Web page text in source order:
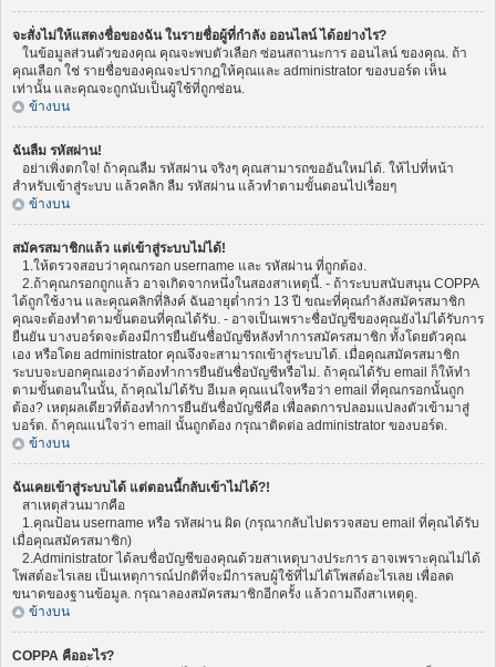
จะสั่งไม่ให้แสดงชื่อของฉัน ในรายชื่อผู้ที่กำลัง ออนไลน์ ได้อย่างไร?
ในข้อมูลส่วนตัวของคุณ คุณจะพบตัวเลือก ซ่อนสถานะการ ออนไลน์ ของคุณ. ถ้า
คุณเลือก ใช่ รายชื่อของคุณจะปรากฏให้คุณและ administrator ของบอร์ด เห็น
เท่านั้น และคุณจะถูกนับเป็นผู้ใช้ที่ถูกซ่อน.
ข้างบน
ฉันลืม รหัสผ่าน!
อย่าเพิ่งตกใจ! ถ้าคุณลืม รหัสผ่าน จริงๆ คุณสามารถขออันใหม่ได้. ให้ไปที่หน้า
สำหรับเข้าสู่ระบบ แล้วคลิก ลืม รหัสผ่าน แล้วทำตามขั้นตอนไปเรื่อยๆ
ข้างบน
สมัครสมาชิกแล้ว แต่เข้าสู่ระบบไม่ได้!
1.ให้ตรวจสอบว่าคุณกรอก username และ รหัสผ่าน ที่ถูกต้อง.
2.ถ้าคุณกรอกถูกแล้ว อาจเกิดจากหนึ่งในสองสาเหตุนี้. - ถ้าระบบสนับสนุน COPPA
ได้ถูกใช้งาน และคุณคลิกที่ลิงค์ ฉันอายุต่ำกว่า 13 ปี ขณะที่คุณกำลังสมัครสมาชิก
คุณจะต้องทำตามขั้นตอนที่คุณได้รับ. - อาจเป็นเพราะชื่อบัญชีของคุณยังไม่ได้รับการ
ยืนยัน บางบอร์ดจะต้องมีการยืนยันชื่อบัญชีหลังทำการสมัครสมาชิก ทั้งโดยตัวคุณ
เอง หรือโดย administrator คุณจึงจะสามารถเข้าสู่ระบบได้. เมื่อคุณสมัครสมาชิก
ระบบจะบอกคุณเองว่าต้องทำการยืนยันชื่อบัญชีหรือไม่. ถ้าคุณได้รับ email ก็ให้ทำ
ตามขั้นตอนในนั้น, ถ้าคุณไม่ได้รับ อีเมล คุณแน่ใจหรือว่า email ที่คุณกรอกนั้นถูก
ต้อง? เหตุผลเดียวที่ต้องทำการยืนยันชื่อบัญชีคือ เพื่อลดการปลอมแปลงตัวเข้ามาสู่
บอร์ด. ถ้าคุณแน่ใจว่า email นั้นถูกต้อง กรุณาติดต่อ administrator ของบอร์ด.
ข้างบน
ฉันเคยเข้าสู่ระบบได้ แต่ตอนนี้กลับเข้าไม่ได้?!
สาเหตุส่วนมากคือ
1.คุณป้อน username หรือ รหัสผ่าน ผิด (กรุณากลับไปตรวจสอบ email ที่คุณได้รับ
เมื่อคุณสมัครสมาชิก)
2.Administrator ได้ลบชื่อบัญชีของคุณด้วยสาเหตุบางประการ อาจเพราะคุณไม่ได้
โพสต์อะไรเลย เป็นเหตุการณ์ปกติที่จะมีการลบผู้ใช้ที่ไม่ได้โพสต์อะไรเลย เพื่อลด
ขนาดของฐานข้อมูล. กรุณาลองสมัครสมาชิกอีกครั้ง แล้วถามถึงสาเหตุดู.
ข้างบน
COPPA คืออะไร?